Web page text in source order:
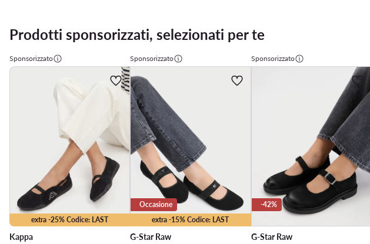
Prodotti sponsorizzati, selezionati per te
Sponsorizzato
extra -25% Codice: LAST
Kappa
Sponsorizzato
extra -15% Codice: LAST
Occasione
G-Star Raw
Sponsorizzato
-42%
G-Star Raw